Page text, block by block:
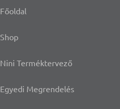
Főoldal
Shop
Nini Terméktervező
Egyedi Megrendelés